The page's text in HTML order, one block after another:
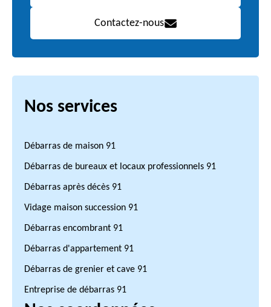
Contactez-nous
Nos services
Débarras de maison 91
Débarras de bureaux et locaux professionnels 91
Débarras après décès 91
Vidage maison succession 91
Débarras encombrant 91
Débarras d'appartement 91
Débarras de grenier et cave 91
Entreprise de débarras 91